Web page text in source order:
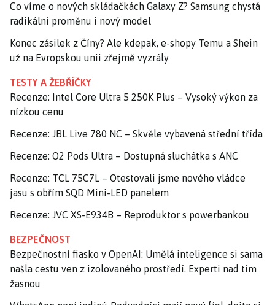
Co víme o nových skládačkách Galaxy Z? Samsung chystá
radikální proměnu i nový model
Konec zásilek z Číny? Ale kdepak, e-shopy Temu a Shein
už na Evropskou unii zřejmě vyzrály
TESTY A ŽEBŘÍČKY
Recenze: Intel Core Ultra 5 250K Plus – Vysoký výkon za
nízkou cenu
Recenze: JBL Live 780 NC – Skvěle vybavená střední třída
Recenze: O2 Pods Ultra – Dostupná sluchátka s ANC
Recenze: TCL 75C7L – Otestovali jsme nového vládce
jasu s obřím SQD Mini-LED panelem
Recenze: JVC XS-E934B – Reproduktor s powerbankou
BEZPEČNOST
Bezpečnostní fiasko v OpenAI: Umělá inteligence si sama
našla cestu ven z izolovaného prostředí. Experti nad tím
žasnou